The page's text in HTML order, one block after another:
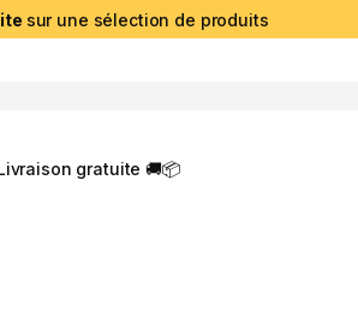
sur une sélection de produits
gratuite 🚚📦